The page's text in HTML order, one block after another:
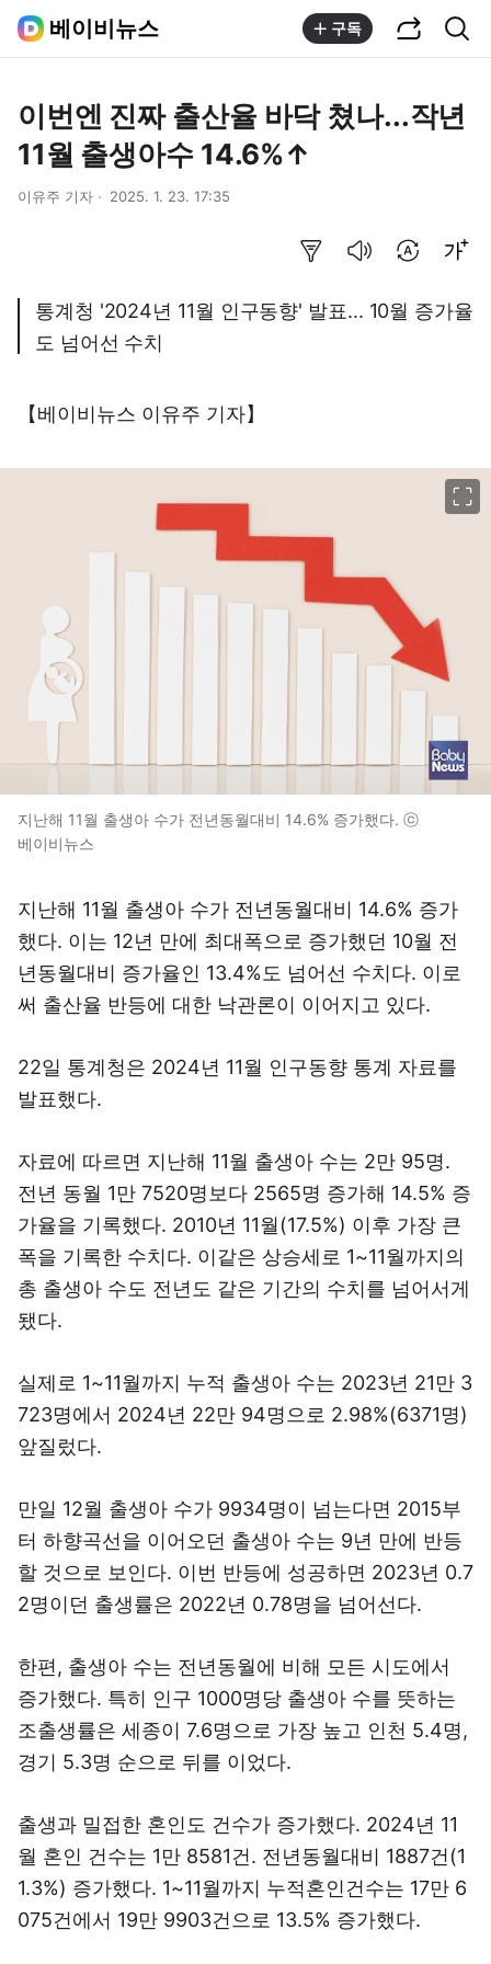
베이비뉴스 구독
이번엔 진짜 출산율 바닥 쳤나...작년
11월 출생아수 14.6%↑
이유주 기자 2025. 1. 23. 17:35
통계청 '2024년 11월 인구동향' 발표... 10월 증가율
도 넘어선 수치
【베이비뉴스 이유주 기자】
지난해 11월 출생아 수가 전년동월대비 14.6% 증가했다. ⓒ
베이비뉴스
지난해 11월 출생아 수가 전년동월대비 14.6% 증가
했다. 이는 12년 만에 최대폭으로 증가했던 10월 전
년동월대비 증가율인 13.4%도 넘어선 수치다. 이로
써 출산율 반등에 대한 낙관론이 이어지고 있다.
22일 통계청은 2024년 11월 인구동향 통계 자료를
발표했다.
자료에 따르면 지난해 11월 출생아 수는 2만 95명.
전년 동월 1만 7520명보다 2565명 증가해 14.5% 증
가율을 기록했다. 2010년 11월(17.5%) 이후 가장 큰
폭을 기록한 수치다. 이같은 상승세로 1~11월까지의
총 출생아 수도 전년도 같은 기간의 수치를 넘어서게
됐다.
실제로 1~11월까지 누적 출생아 수는 2023년 21만 3
723명에서 2024년 22만 94명으로 2.98%(6371명)
앞질렀다.
만일 12월 출생아 수가 9934명이 넘는다면 2015부
터 하향곡선을 이어오던 출생아 수는 9년 만에 반등
할 것으로 보인다. 이번 반등에 성공하면 2023년 0.7
2명이던 출생률은 2022년 0.78명을 넘어선다.
한편, 출생아 수는 전년동월에 비해 모든 시도에서
증가했다. 특히 인구 1000명당 출생아 수를 뜻하는
조출생률은 세종이 7.6명으로 가장 높고 인천 5.4명,
경기 5.3명 순으로 뒤를 이었다.
출생과 밀접한 혼인도 건수가 증가했다. 2024년 11
월 혼인 건수는 1만 8581건. 전년동월대비 1887건(1
1.3%) 증가했다. 1~11월까지 누적혼인건수는 17만 6
075건에서 19만 9903건으로 13.5% 증가했다.